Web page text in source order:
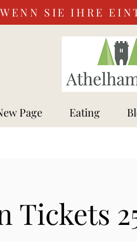
WENN SIE IHRE
Page Eating
Tickets